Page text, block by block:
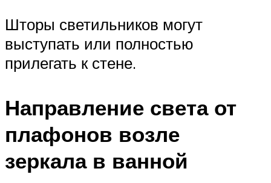
Шторы светильников могут
выступать или полностью
прилегать к стене.
Направление света от
плафонов возле
зеркала в ванной